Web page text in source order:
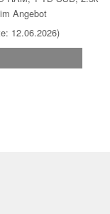
Angebot
12.06.2026)